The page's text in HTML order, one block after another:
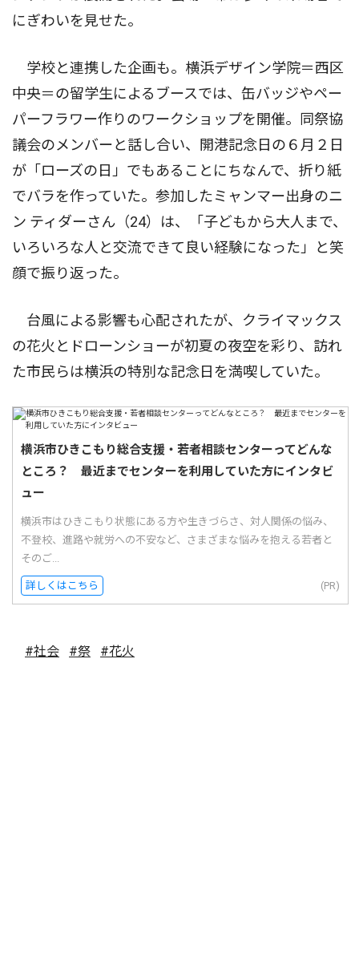
にぎわいを見せた。
学校と連携した企画も。横浜デザイン学院＝西区
中央＝の留学生によるブースでは、缶バッジやペー
パーフラワー作りのワークショップを開催。同祭協
議会のメンバーと話し合い、開港記念日の６月２日
が「ローズの日」でもあることにちなんで、折り紙
でバラを作っていた。参加したミャンマー出身のニ
ン ティダーさん（24）は、「子どもから大人まで、
いろいろな人と交流できて良い経験になった」と笑
顔で振り返った。
台風による影響も心配されたが、クライマックス
の花火とドローンショーが初夏の夜空を彩り、訪れ
た市民らは横浜の特別な記念日を満喫していた。
横浜市ひきこもり総合支援・若者相談センターってどんな
ところ？ 最近までセンターを利用していた方にインタビ
ュー
横浜市はひきこもり状態にある方や生きづらさ、対人関係の悩み、
不登校、進路や就労への不安など、さまざまな悩みを抱える若者と
そのご...
詳しくはこちら (PR)
#社会 #祭 #花火